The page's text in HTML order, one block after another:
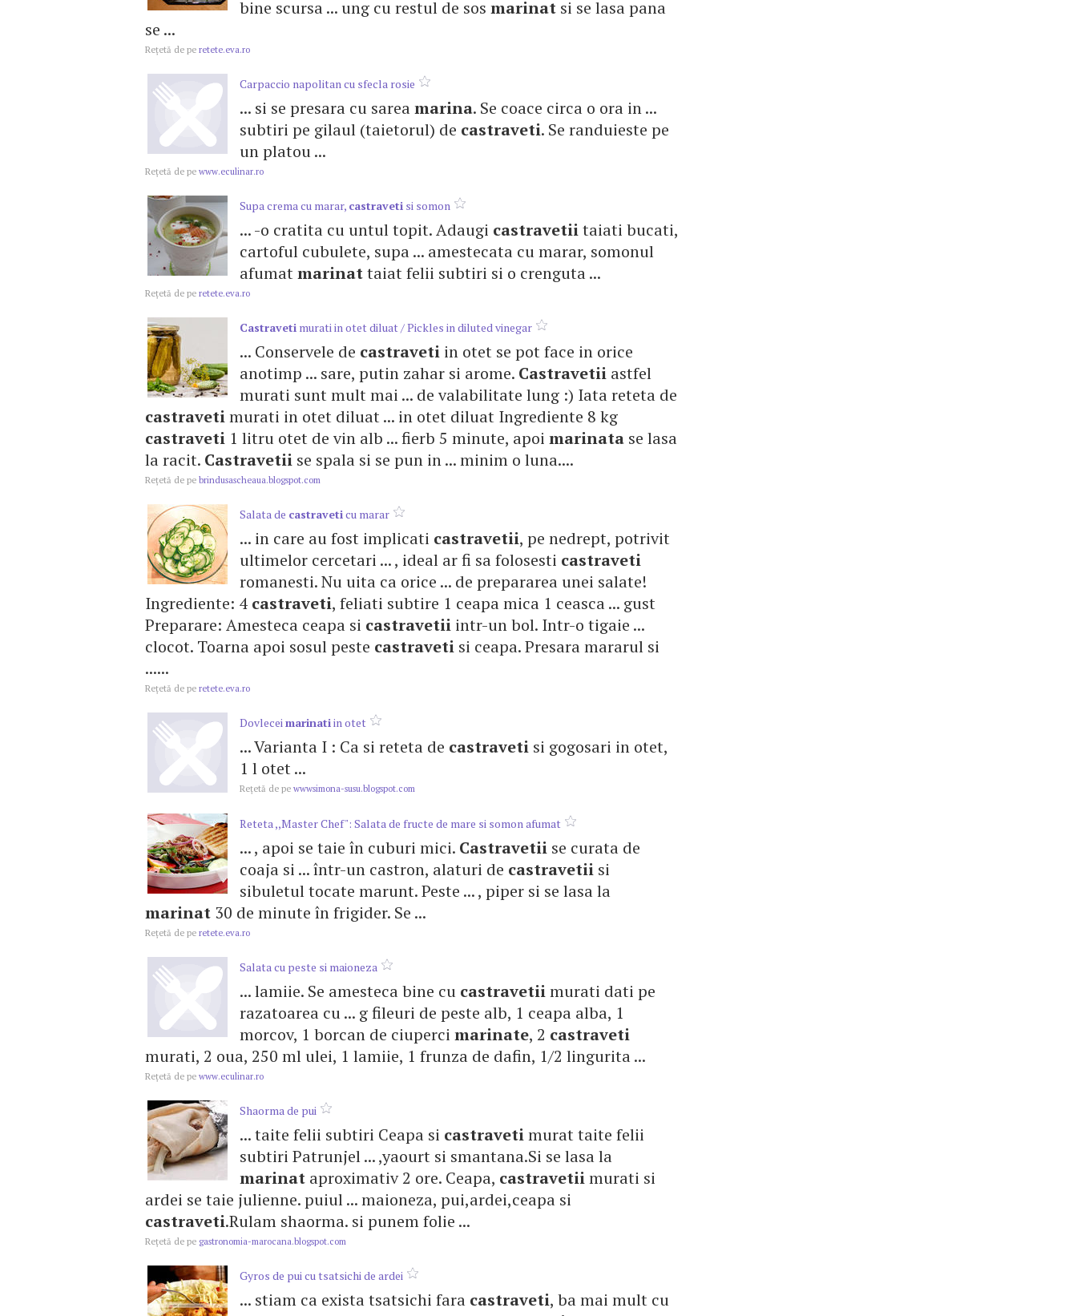
bine scursa ... ung cu restul de sos marinat si se lasa pana
se ...
Reţetă de pe retete.eva.ro
Carpaccio napolitan cu sfecla rosie
... si se presara cu sareamarina. Se coace circa o ora in ...
subtiri pe gilaul (taietorul) de castraveti. Se randuieste pe
un platou ...
Reţetă de pe www.eculinar.ro
Supa crema cu marar, castraveti si somon
... -o cratita cu untul topit. Adaugi castravetiitaiati bucati,
cartoful cubulete, supa ... amestecata cu marar, somonul
afumatmarinattaiat felii subtiri si o crenguta ...
Reţetă de pe retete.eva.ro
Castraveti murati in otet diluat / Pickles in diluted vinegar
... Conservele de castraveti in otet se pot face in orice
anotimp ... sare, putin zahar si arome. Castravetii astfel
murati sunt mult mai ... de valabilitate lung :) Iata reteta de
castravetimurati in otet diluat ... in otet diluat Ingrediente 8 kg
castraveti 1 litru otet de vin alb ... fierb 5 minute, apoi marinata se lasa
la racit. Castravetii se spala si se pun in ... minim o luna....
Reţetă de pe brindusascheaua.blogspot.com
Salata de castraveticu marar
... in care au fost implicati castravetii, pe nedrept, potrivit
ultimelor cercetari ... , ideal ar fi sa folosesti castraveti
romanesti. Nu uita ca orice ... de prepararea unei salate!
Ingrediente: 4 castraveti, feliati subtire 1 ceapa mica 1 ceasca ... gust
Preparare: Amesteca ceapa si castravetii intr-un bol. Intr-o tigaie ...
clocot. Toarna apoi sosul peste castraveti si ceapa. Presara mararul si
......
Reţetă de pe retete.eva.ro
Dovleceimarinatiin otet
... Varianta I : Ca si reteta de castraveti si gogosari in otet,
1 l otet ...
Reţetă de pe wwwsimona-susu.blogspot.com
Reteta ,,Master Chef": Salata de fructe de mare si somon afumat
... , apoi se taie în cuburi mici. Castravetii se curata de
coaja si ... într-un castron, alaturi de castravetii si
sibuletul tocate marunt. Peste ... , piper si se lasa la
marinat 30 de minute în frigider. Se ...
Reţetă de pe retete.eva.ro
Salata cu peste si maioneza
... lamiie. Se amesteca bine cu castravetiimurati dati pe
razatoarea cu ... g fileuri de peste alb, 1 ceapa alba, 1
morcov, 1 borcan de ciuperci marinate, 2 castraveti
murati, 2 oua, 250 ml ulei, 1 lamiie, 1 frunza de dafin, 1/2 lingurita ...
Reţetă de pe www.eculinar.ro
Shaorma de pui
... taite felii subtiri Ceapa si castravetimurat taite felii
subtiri Patrunjel ... ,yaourt si smantana.Si se lasa la
marinat aproximativ 2 ore. Ceapa, castravetiimurati si
ardei se taie julienne. puiul ... maioneza, pui,ardei,ceapa si
castraveti.Rulam shaorma. si punem folie ...
Reţetă de pe gastronomia-marocana.blogspot.com
Gyros de pui cu tsatsichi de ardei
... stiam ca exista tsatsichi fara castraveti, ba mai mult cu